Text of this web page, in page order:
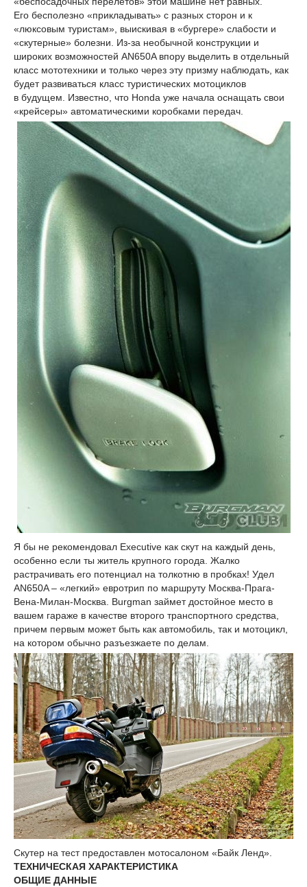
Его бесполезно «прикладывать» с разных сторон и к
«люксовым туристам», выискивая в «бургере» слабости и
«скутерные» болезни. Из-за необычной конструкции и
широких возможностей AN650A впору выделить в отдельный
класс мототехники и только через эту призму наблюдать, как
будет развиваться класс туристических мотоциклов
в будущем. Известно, что Honda уже начала оснащать свои
«крейсеры» автоматическими коробками передач.
Я бы не рекомендовал Executive как скут на каждый день,
особенно если ты житель крупного города. Жалко
растрачивать его потенциал на толкотню в пробках! Удел
AN650A – «легкий» евротрип по маршруту Москва-Прага-
Вена-Милан-Москва. Burgman займет достойное место в
вашем гараже в качестве второго транспортного средства,
причем первым может быть как автомобиль, так и мотоцикл,
на котором обычно разъезжаете по делам.
Скутер на тест предоставлен мотосалоном «Байк Ленд».
ТЕХ­НИ­ЧЕ­СКАЯ ХА­РА­К­ТЕ­РИ­СТИ­КА
ОБЩИЕ ДАННЫЕ